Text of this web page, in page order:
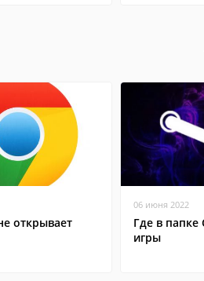
открывает
06 июня 2022
Где в папке
игры